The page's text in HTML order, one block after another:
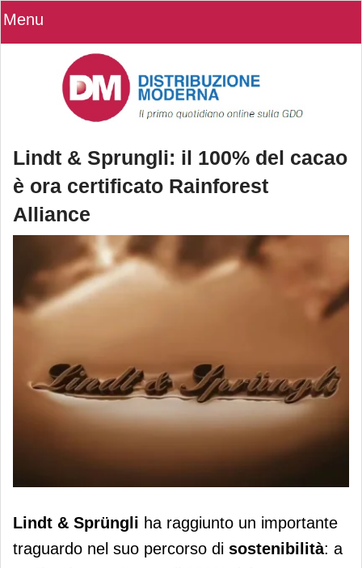
Menu
Lindt & Sprungli: il 100% del cacao
è ora certificato Rainforest
Alliance
Lindt & Sprungli: il 100% del cacao è
ora certificato Rainforest Alliance
Lindt & Sprüngli ha raggiunto un importante
traguardo nel suo percorso di sostenibilità: a